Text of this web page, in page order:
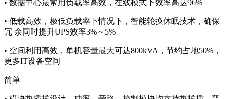
• 数据中心最常用负载率高效，在线模式下效率高达96%
• 低载高效，极低负载率下情况下，智能轮换休眠技术，确保
冗 余同时提升UPS效率3%～5%
• 空间利用高效，单机容量最大可达800kVA，节约占地50%，
更多IT设备空间
简单